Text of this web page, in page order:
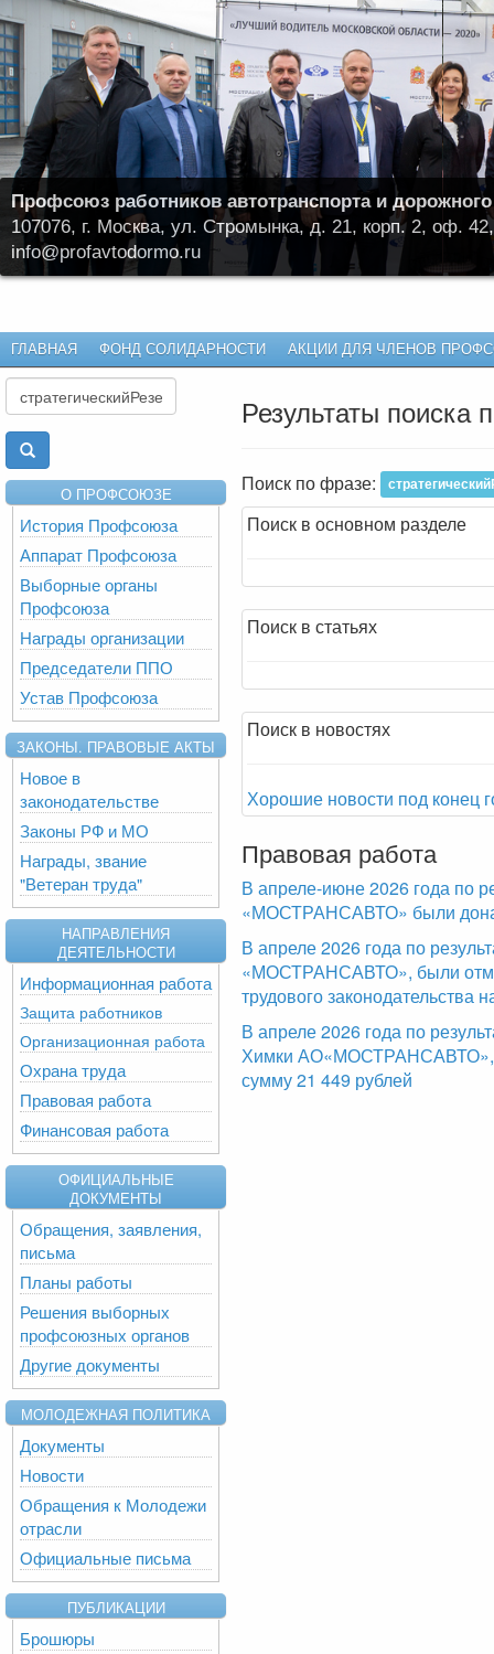
Профсоюз работников автотранспорта и
107076, г. Москва, ул. Стромынка, д. 21, корп. 2, оф.
info@profavtodormo.ru
ГЛАВНАЯ ФОНД СОЛИДАРНОСТИ АКЦИИ ДЛЯ ЧЛЕНОВ
О ПРОФСОЮЗЕ
История Профсоюза
Аппарат Профсоюза
Выборные органы
Профсоюза
Награды организации
Председатели ППО
Устав Профсоюза
ЗАКОНЫ. ПРАВОВЫЕ АКТЫ
Новое в
законодательстве
Законы РФ и МО
Награды, звание
"Ветеран труда"
НАПРАВЛЕНИЯ
ДЕЯТЕЛЬНОСТИ
Информационная работа
Защита работников
Организационная работа
Охрана труда
Правовая работа
Финансовая работа
ОФИЦИАЛЬНЫЕ
ДОКУМЕНТЫ
Обращения, заявления,
письма
Планы работы
Решения выборных
профсоюзных органов
Другие документы
МОЛОДЕЖНАЯ ПОЛИТИКА
Документы
Новости
Обращения к Молодежи
отрасли
Официальные письма
ПУБЛИКАЦИИ
Брошюры
Результаты поиска
Поиск по фразе:
Поиск в основном разделе
Поиск в статьях
Поиск в новостях
Хорошие новости под конец
Правовая работа
В апреле-июне 2026 года по
«МОСТРАНСАВТО» были
В апреле 2026 года по
«МОСТРАНСАВТО», были
трудового
В апреле 2026 года по
Химки АО«МОСТРАНСАВТО»,
сумму 21 449 рублей